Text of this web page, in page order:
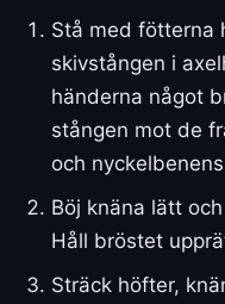
Stå med fötterna
skivstången i
händerna något
stången mot de
och
Böj knäna lätt
Håll bröstet
Sträck höfter,